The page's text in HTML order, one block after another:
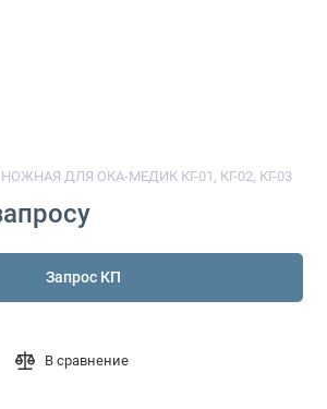
ДЛЯ ОКА-МЕДИК КГ-01, КГ-02, КГ-03
Запрос КП
В сравнение